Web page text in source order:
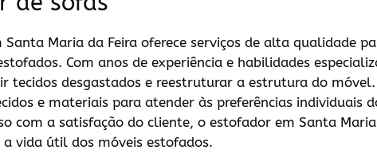
Maria da Feira oferece serviços de alta qualidade
Com anos de experiência e habilidades
tecidos desgastados e reestruturar a estrutura do
e materiais para atender às preferências individuais
com a satisfação do cliente, o estofador em Santa
vida útil dos móveis estofados.